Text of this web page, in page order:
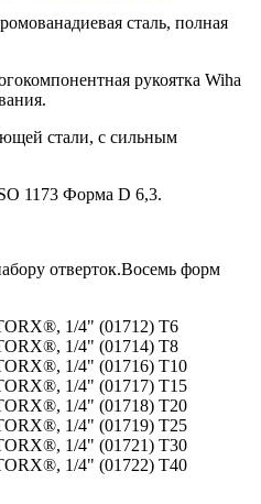
сталь, полная
рукоятка Wiha
стали, с сильным
1173 Форма D 6,3.
отверток.Восемь форм
1/4" (01712) T6
1/4" (01714) T8
1/4" (01716) T10
1/4" (01717) T15
1/4" (01718) T20
1/4" (01719) T25
1/4" (01721) T30
1/4" (01722) T40